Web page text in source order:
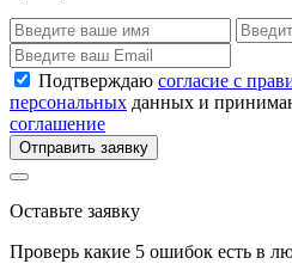
Подтверждаю согласие с
персональных данных и
соглашение
Отправить заявку
Оставьте заявку
Проверь какие 5 ошибок есть в